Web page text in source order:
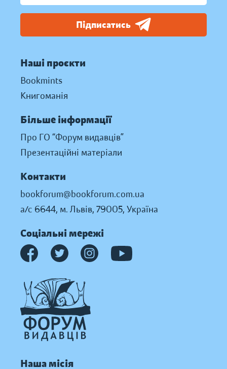
Підписатись
Наші проєкти
Bookmints
Книгоманія
Більше інформації
Про ГО “Форум видавців”
Презентаційні матеріали
Контакти
bookforum@bookforum.com.ua
а/с 6644, м. Львів, 79005, Україна
Соціальні мережі
Наша місія